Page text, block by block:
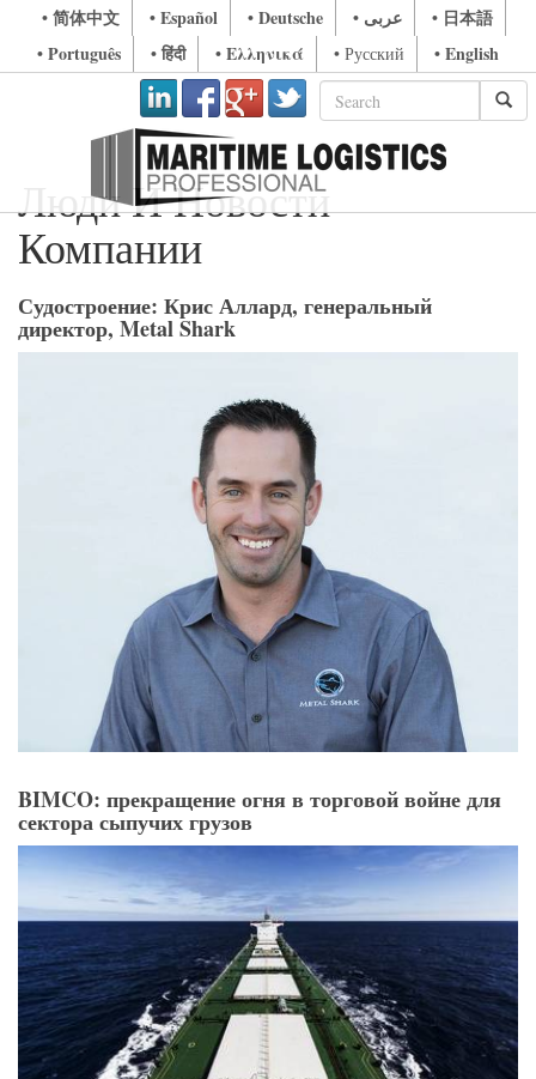
• 简体中文 • Español • Deutsche • عربى
• 日本語
• Português
• हिंदी • Ελληνικά • Русский • English
Люди И Новости
Компании
Судостроение: Крис Аллард, генеральный
директор, Metal Shark
BIMCO: прекращение огня в торговой войне для
сектора сыпучих грузов